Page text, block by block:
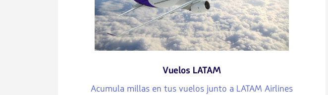
Vuelos LATAM
Acumula millas en tus vuelos junto a LATAM Airlines